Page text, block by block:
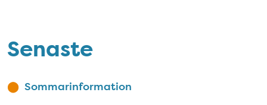
Senaste
Sommarinformation